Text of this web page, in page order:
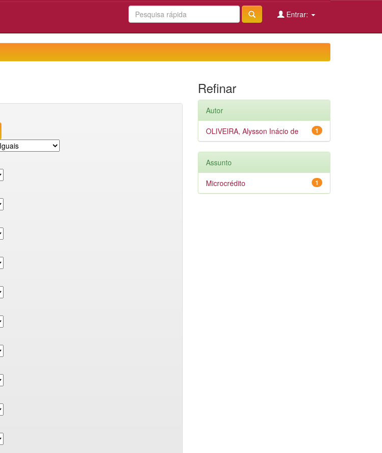
Entrar:
Refinar
Autor
1
OLIVEIRA, Alysson Inácio de
Assunto
1
Microcrédito